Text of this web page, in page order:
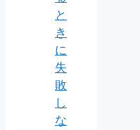
と
き
に
失
敗
し
な